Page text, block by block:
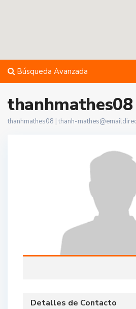
Búsqueda Avanzada
thanhmathes08
thanhmathes08 |thanh-
Detalles de Contacto